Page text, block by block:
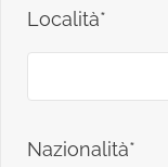
Località*
Nazionalità*